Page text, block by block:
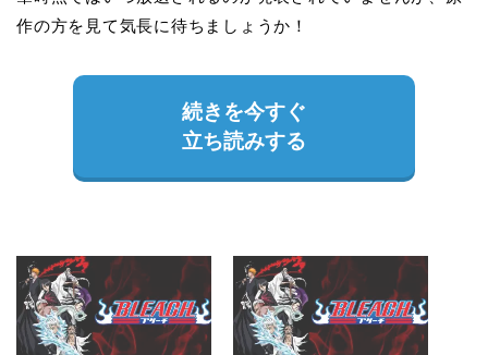
作の方を見て気長に待ちましょうか！
続きを今すぐ
立ち読みする